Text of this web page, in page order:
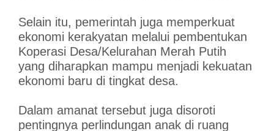
Selain itu, pemerintah juga memperkuat
ekonomi kerakyatan melalui pembentukan
Koperasi Desa/Kelurahan Merah Putih
yang diharapkan mampu menjadi kekuatan
ekonomi baru di tingkat desa.
Dalam amanat tersebut juga disoroti
pentingnya perlindungan anak di ruang